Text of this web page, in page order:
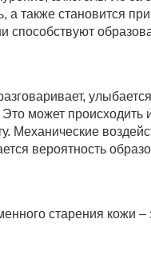
а также становится
способствуют
может
Механические
вероятность
старения кожи –